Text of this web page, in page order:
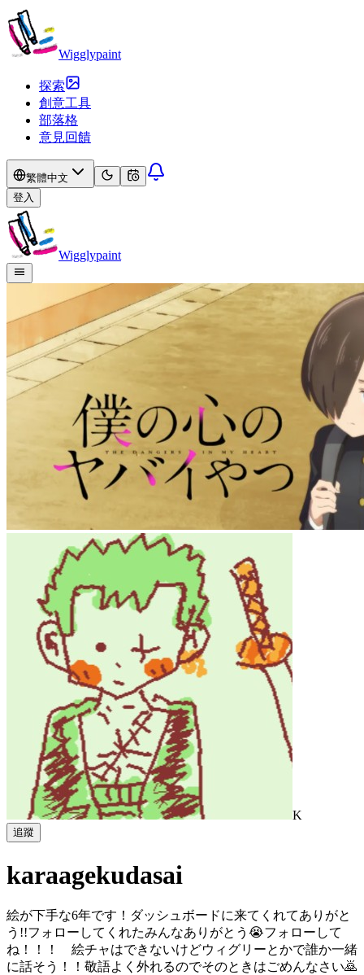
Wigglypaint
探索
創意工具
部落格
意見回饋
繁體中文
登入
Wigglypaint
K
追蹤
karaagekudasai
絵が下手な6年です！ダッシュボードに来てくれてありがと
う!!フォローしてくれたみんなありがとう😭フォローして
ね！！！ 絵チャはできないけどウィグリーとかで誰か一緒
に話そう！！敬語よく外れるのでそのときはごめんなさい🙇